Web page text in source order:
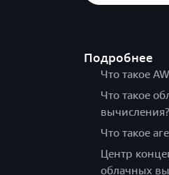
Подробнее
Что такое
Что такое
вычисления?
Что такое
Центр
облачных